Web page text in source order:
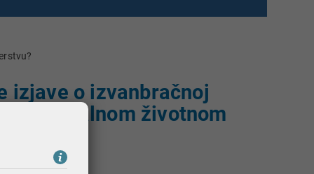
izjave o izvanbračnoj
neformalnom životnom